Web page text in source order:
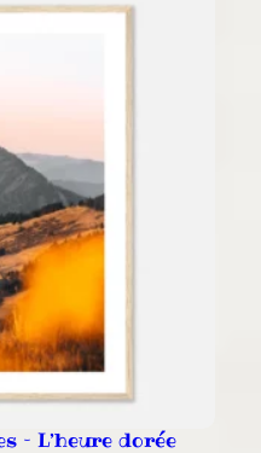
38,00 €
– L’heure dorée